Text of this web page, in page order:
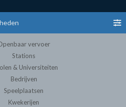
vervoer
Stations
& Universiteiten
Bedrijven
Speelplaatsen
Kwekerijen